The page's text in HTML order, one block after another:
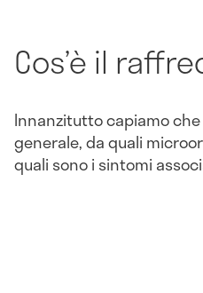
Cos’è il
Innanzitutto capiamo
generale, da quali
quali sono i sintomi